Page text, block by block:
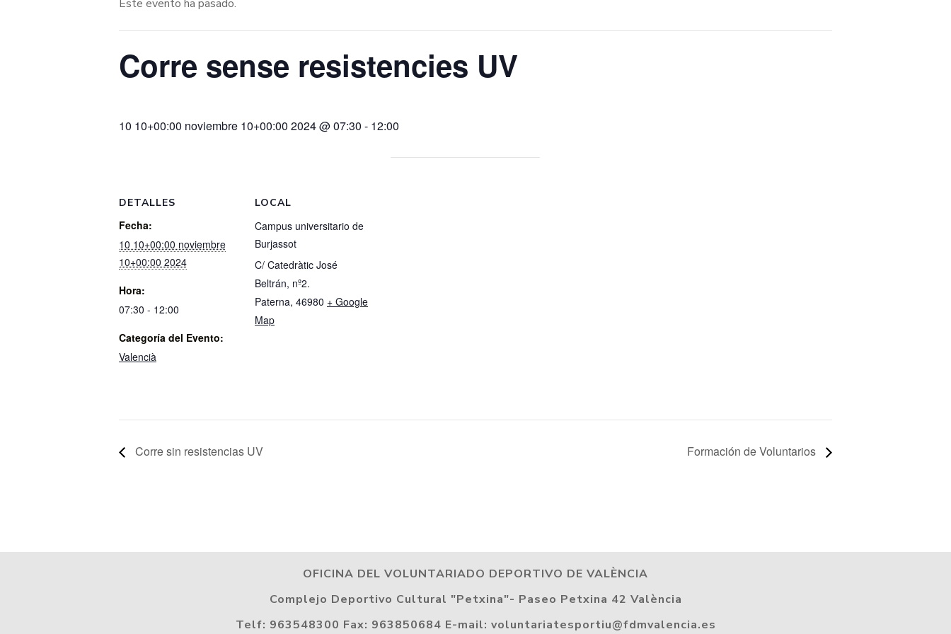
Este evento ha pasado.
Corre sense resistencies UV
10 10+00:00 noviembre 10+00:00 2024 @ 07:30 - 12:00
DETALLES
Fecha:
10 10+00:00 noviembre
10+00:00 2024
Hora:
07:30 - 12:00
Categoría del Evento:
Valencià
LOCAL
Campus universitario de
Burjassot
C/ Catedràtic José
Beltrán, nº2.
Paterna, 46980 + Google
Map
Corre sin resistencias UV Formación de Voluntarios
OFICINA DEL VOLUNTARIADO DEPORTIVO DE VALÈNCIA
Complejo Deportivo Cultural "Petxina"- Paseo Petxina 42 València
Telf: 963548300 Fax: 963850684 E-mail: voluntariatesportiu@fdmvalencia.es